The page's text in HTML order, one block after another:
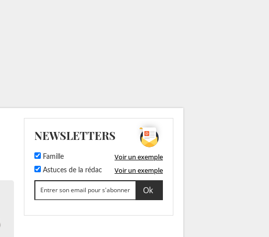
NEWSLETTERS
Famille Voir un exemple
Astuces de la rédac Voir un exemple